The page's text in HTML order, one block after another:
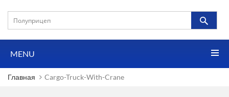
MENU
Главная Cargo-Truck-With-Crane